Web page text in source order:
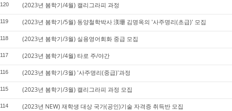
120 (2023년 봄학기/4월) 캘리그라피 과정
119 (2023년 봄학기/5월) 동양철학박사 渼珊 김명옥의 '사주명리(초급)' 모집
118 (2023년 봄학기/3월) 실용영어회화 중급 모집
117 (2023년 봄학기/4월) 타로 주/야간
116 (2023년 봄학기/3월) '사주명리(중급)'과정
115 (2023년 봄학기/3월) 캘리그라피 과정 모집
114 (2023년 NEW) 재학생 대상 국가(공인)기술 자격증 취득반 모집